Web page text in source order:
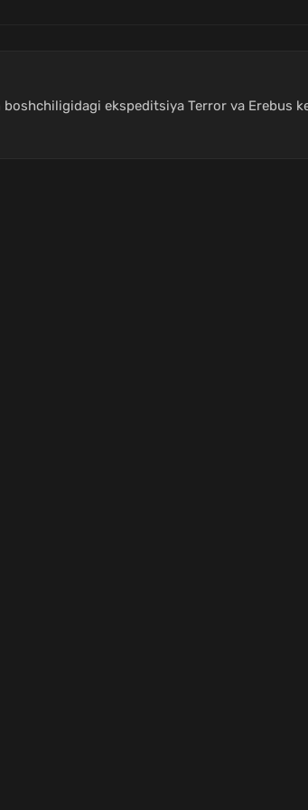
ekspeditsiya Terror va Erebus